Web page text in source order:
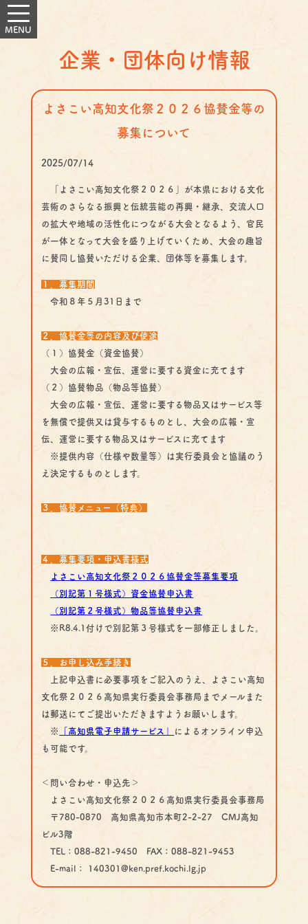
企業・団体向け情報
よさこい高知文化祭２０２６協賛金等の
募集について
2025/07/14
「よさこい高知文化祭２０２６」が本県における文化
芸術のさらなる振興と伝統芸能の再興・継承、交流人口
の拡大や地域の活性化につながる大会となるよう、官民
が一体となって大会を盛り上げていくため、大会の趣旨
に賛同し協賛いただける企業、団体等を募集します。
１．募集期間
令和８年５月31日まで
２．協賛金等の内容及び使途
（１）協賛金（資金協賛）
大会の広報・宣伝、運営に要する資金に充てます
（２）協賛物品（物品等協賛）
大会の広報・宣伝、運営に要する物品又はサービス等
を無償で提供又は貸与するものとし、大会の広報・宣
伝、運営に要する物品又はサービスに充てます
※提供内容（仕様や数量等）は実行委員会と協議のう
え決定するものとします。
３．協賛メニュー（特典）
４．募集要項・申込書様式
よさこい高知文化祭２０２６協賛金等募集要項
（別記第１号様式）資金協賛申込書
（別記第２号様式）物品等協賛申込書
※R8.4.1付けで別記第３号様式を一部修正しました。
５．お申し込み手続き
上記申込書に必要事項をご記入のうえ、よさこい高知
文化祭２０２６高知県実行委員会事務局までメールまた
は郵送にてご提出いただきますようお願いします。
※
「高知県電子申請サービス」
によるオンライン申込
も可能です。
＜問い合わせ・申込先＞
よさこい高知文化祭２０２６高知県実行委員会事務局
〒780-0870 高知県高知市本町2-2-27 CMJ高知
ビル3階
TEL：088-821-9450 FAX：088-821-9453
E-mail： 140301@ken.pref.kochi.lg.jp